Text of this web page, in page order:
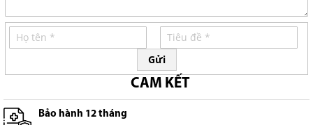
Gửi
CAM KẾT
Bảo hành 12 tháng